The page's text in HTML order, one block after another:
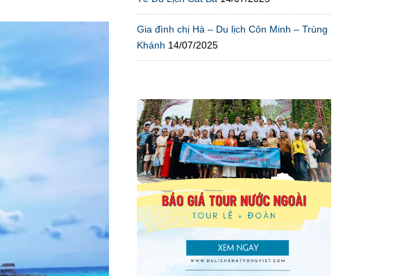
Gia đình chị Hà – Du lịch Côn Minh – Trùng
Khánh 14/07/2025